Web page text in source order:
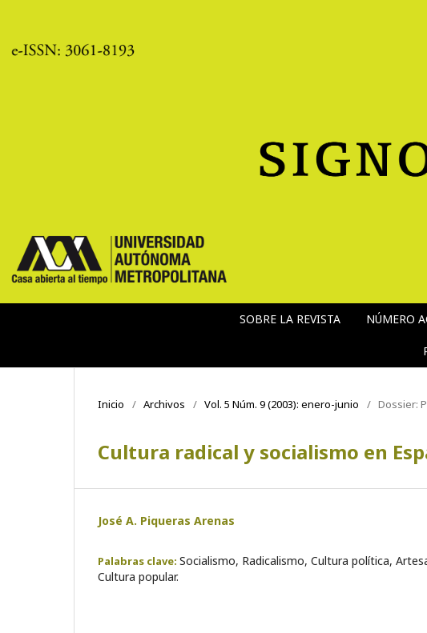
SOBRE LA REVISTA NÚMERO
Inicio / Archivos / Vol. 5 Núm. 9 (2003): enero-junio / Dossier:
Cultura radical y socialismo en
José A. Piqueras Arenas
Palabras clave: Socialismo, Radicalismo, Cultura política,
Cultura popular.